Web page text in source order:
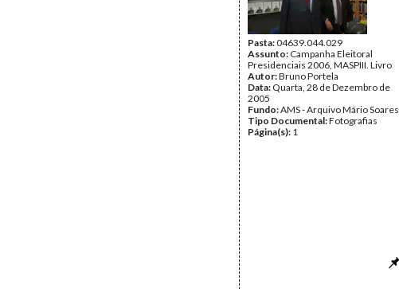
Pasta:04639.044.029
Assunto: Campanha Eleitoral
Presidenciais 2006, MASPIII. Livro
Autor:Bruno Portela
Data: Quarta, 28 de Dezembro de
2005
Fundo:AMS - Arquivo Mário Soares
Tipo Documental:Fotografias
Página(s): 1